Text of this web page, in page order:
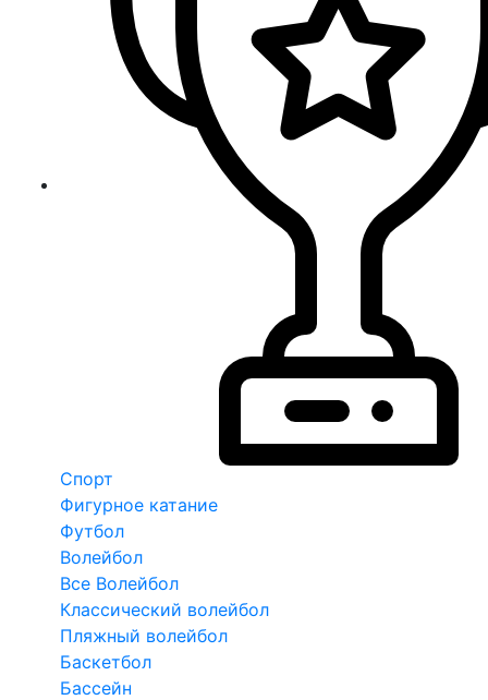
Спорт
Фигурное катание
Футбол
Волейбол
Все Волейбол
Классический волейбол
Пляжный волейбол
Баскетбол
Бассейн